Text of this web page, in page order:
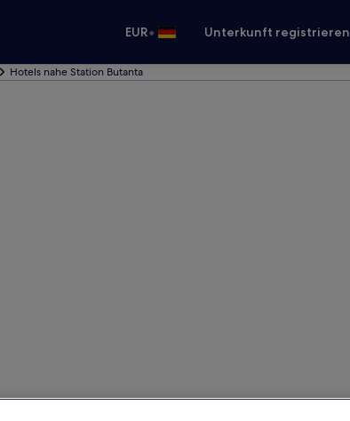
EUR• Unterkunft registrieren
Hotels nahe Station Butanta